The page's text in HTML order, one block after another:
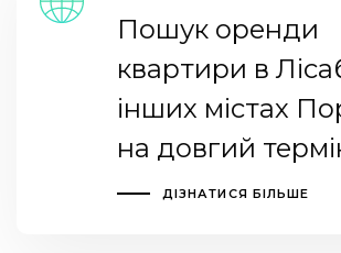
Пошук оренди
квартири в
інших містах
на довгий
ДІЗНАТИСЯ БІЛЬШЕ